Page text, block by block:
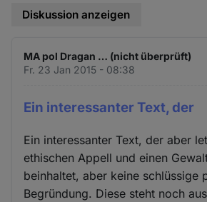
Diskussion anzeigen
MA pol Dragan … (nicht überprüft)
Fr. 23 Jan 2015 - 08:38
Ein interessanter Text, der
Ein interessanter Text, der aber
ethischen Appell und einen
beinhaltet, aber keine schlüssige
Begründung. Diese steht noch